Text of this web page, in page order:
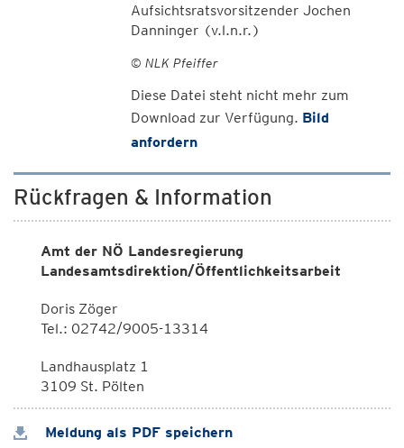
Aufsichtsratsvorsitzender Jochen
Danninger (v.l.n.r.)
© NLK Pfeiffer
Diese Datei steht nicht mehr zum
Download zur Verfügung. Bild
anfordern
Rückfragen & Information
Amt der NÖ Landesregierung
Landesamtsdirektion/Öffentlichkeitsarbeit
Doris Zöger
Tel.: 02742/9005-13314
Landhausplatz 1
3109 St. Pölten
Meldung als PDF speichern